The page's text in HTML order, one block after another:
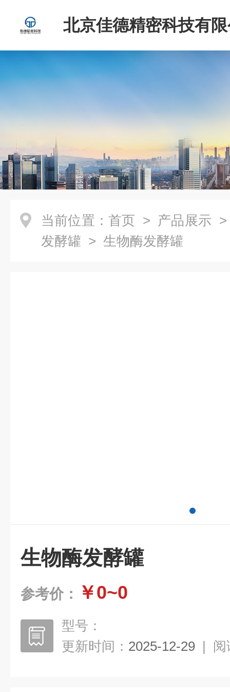
北京佳德精密科技有
当前位置： 首页 > 产品展示
发酵罐 > 生物酶发酵罐
生物酶发酵罐
参考价： ￥0~0
型号：
更新时间： 2025-12-29 | 阅